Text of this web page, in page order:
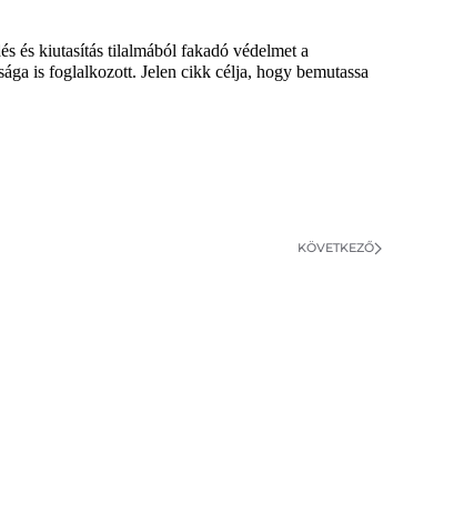
és kiutasítás tilalmából fakadó védelmet a
is foglalkozott. Jelen cikk célja, hogy bemutassa
KÖVETKEZŐ